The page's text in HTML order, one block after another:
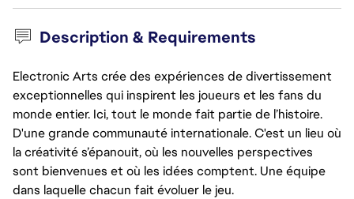
Description & Requirements
Electronic Arts crée des expériences de divertissement
exceptionnelles qui inspirent les joueurs et les fans du
monde entier. Ici, tout le monde fait partie de l’histoire.
D'une grande communauté internationale. C'est un lieu où
la créativité s’épanouit, où les nouvelles perspectives
sont bienvenues et où les idées comptent. Une équipe
dans laquelle chacun fait évoluer le jeu.